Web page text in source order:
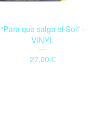
"Para que salga el Sol" -
VINYL
27,00 €